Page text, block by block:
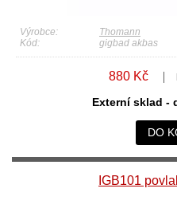
Výrobce:
Thomann
Kód:
gigbad akbas
880 Kč
Externí sklad -
DO
IGB101